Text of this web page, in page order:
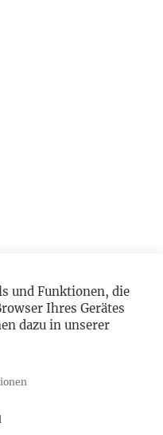
und Funktionen, die
Ihres Gerätes
dazu in unserer